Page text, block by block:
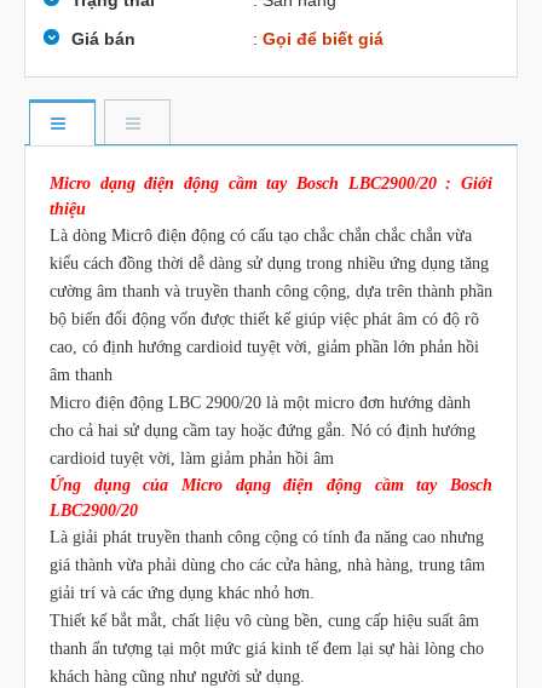
Giá bán
: Gọi để biết giá
Micro dạng điện động cầm tay Bosch LBC2900/20 : Giới
thiệu
Là dòng Micrô điện động có cấu tạo chắc chắn chắc chắn vừa
kiểu cách đồng thời dễ dàng sử dụng trong nhiều ứng dụng tăng
cường âm thanh và truyền thanh công cộng, dựa trên thành phần
bộ biến đổi động vốn được thiết kế giúp việc phát âm có độ rõ
cao, có định hướng cardioid tuyệt vời, giảm phần lớn phản hồi
âm thanh
Micro điện động LBC 2900/20 là một micro đơn hướng dành
cho cả hai sử dụng cầm tay hoặc đứng gắn. Nó có định hướng
cardioid tuyệt vời, làm giảm phản hồi âm
Ứng dụng của Micro dạng điện động cầm tay Bosch
LBC2900/20
Là giải phát truyền thanh công cộng có tính đa năng cao nhưng
giá thành vừa phải dùng cho các cửa hàng, nhà hàng, trung tâm
giải trí và các ứng dụng khác nhỏ hơn.
Thiết kế bắt mắt, chất liệu vô cùng bền, cung cấp hiệu suất âm
thanh ấn tượng tại một mức giá kinh tế đem lại sự hài lòng cho
khách hàng cũng như người sử dụng.